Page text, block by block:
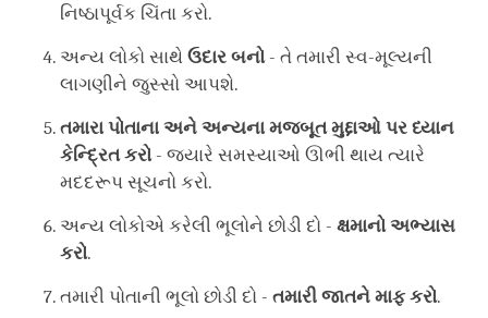
નિષ્ઠાપૂર્વક ચિંતા કરો.
અન્ય લોકો સાથેઉદાર બનો- તે તમારી સ્વ-મૂલ્યની
લાગણીને જુસ્સો આપશે.
તમારા પોતાના અને અન્યના મજબૂત મુદ્દાઓ પર ધ્યાન
કેન્દ્રિત કરો- જ્યારે સમસ્યાઓ ઊભી થાય ત્યારે
મદદરૂપ સૂચનો કરો.
અન્ય લોકોએ કરેલી ભૂલોને છોડી દો -ક્ષમાનો અભ્યાસ
કરો.
તમારી પોતાની ભૂલો છોડી દો -તમારી જાતને માફ કરો.